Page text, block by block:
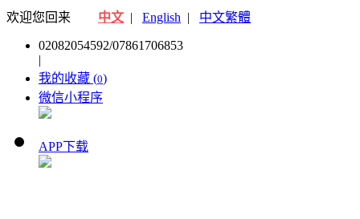
欢迎您回来 中文 | English | 中文繁體
02082054592/07861706853
|
我的收藏 (0)
微信小程序
APP下载